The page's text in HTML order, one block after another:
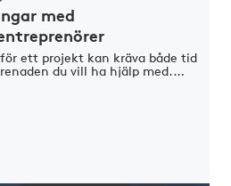
med
ett projekt kan kräva både tid
du vill ha hjälp med.…